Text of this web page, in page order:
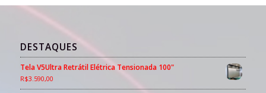
DESTAQUES
Tela V5Ultra Retrátil Elétrica Tensionada 100"
R$3.590,00